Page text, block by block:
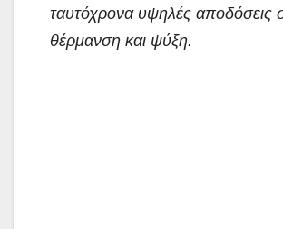
ταυτόχρονα υψηλές αποδόσεις
θέρμανση και ψύξη.